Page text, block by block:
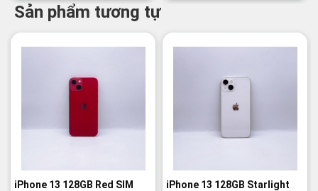
Sản phẩm tương tự
iPhone 13 128GB Red SIM
iPhone 13 128GB Starlight